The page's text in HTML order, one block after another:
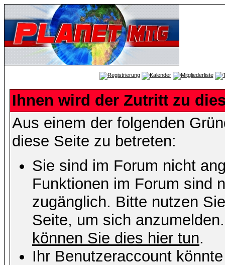
Ihnen wird der Zutritt zu
Aus einem der folgenden
diese Seite zu betreten:
Sie sind im Forum nicht
Funktionen im Forum sind
zugänglich. Bitte nutzen
Seite, um sich
können Sie dies hier tun.
Ihr Benutzeraccount